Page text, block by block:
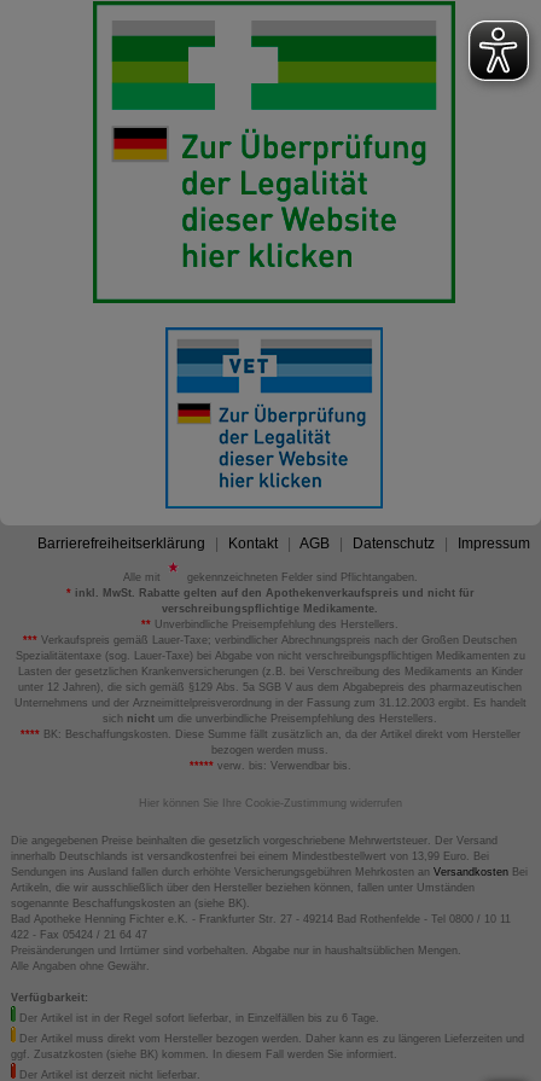
Barrierefreiheitserklärung Kontakt AGB Datenschutz Impressum
Alle mit
gekennzeichneten Felder sind Pflichtangaben.
*inkl. MwSt. Rabatte gelten auf den Apothekenverkaufspreis und nicht für
verschreibungspflichtige Medikamente.
** Unverbindliche Preisempfehlung des Herstellers.
*** Verkaufspreis gemäß Lauer-Taxe; verbindlicher Abrechnungspreis nach der Großen Deutschen
Spezialitätentaxe (sog. Lauer-Taxe) bei Abgabe von nicht verschreibungspflichtigen Medikamenten zu
Lasten der gesetzlichen Krankenversicherungen (z.B. bei Verschreibung des Medikaments an Kinder
unter 12 Jahren), die sich gemäß §129 Abs. 5a SGB V aus dem Abgabepreis des pharmazeutischen
Unternehmens und der Arzneimittelpreisverordnung in der Fassung zum 31.12.2003 ergibt. Es handelt
sich nicht um die unverbindliche Preisempfehlung des Herstellers.
****BK: Beschaffungskosten. Diese Summe fällt zusätzlich an, da der Artikel direkt vom Hersteller
bezogen werden muss.
*****verw. bis: Verwendbar bis.
Hier können Sie Ihre Cookie-Zustimmung widerrufen
Die angegebenen Preise beinhalten die gesetzlich vorgeschriebene Mehrwertsteuer. Der Versand
innerhalb Deutschlands ist versandkostenfrei bei einem Mindestbestellwert von 13,99 Euro. Bei
Sendungen ins Ausland fallen durch erhöhte Versicherungsgebühren Mehrkosten an VersandkostenBei
Artikeln, die wir ausschließlich über den Hersteller beziehen können, fallen unter Umständen
sogenannte Beschaffungskosten an (siehe BK).
Bad Apotheke Henning Fichter e.K. - Frankfurter Str. 27 - 49214 Bad Rothenfelde - Tel 0800 / 10 11
422 - Fax 05424 / 21 64 47
Preisänderungen und Irrtümer sind vorbehalten. Abgabe nur in haushaltsüblichen Mengen.
Alle Angaben ohne Gewähr.
Verfügbarkeit:
Der Artikel ist in der Regel sofort lieferbar, in Einzelfällen bis zu 6 Tage.
Der Artikel muss direkt vom Hersteller bezogen werden. Daher kann es zu längeren Lieferzeiten und
ggf. Zusatzkosten (siehe BK) kommen. In diesem Fall werden Sie informiert.
Der Artikel ist derzeit nicht lieferbar.